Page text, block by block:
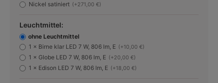
Nickel satiniert (+271,00 €)
Leuchtmittel:
ohne Leuchtmittel
1 × Birne klar LED 7 W, 806 lm, E (+10,00 €)
1 × Globe LED 7 W, 806 lm, E (+20,00 €)
1 × Edison LED 7 W, 806 lm, E (+18,00 €)